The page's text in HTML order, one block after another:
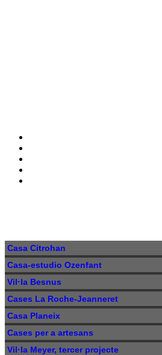
Casa Citrohan
Casa-estudio Ozenfant
Vil·la Besnus
Cases La Roche-Jeanneret
Casa Planeix
Cases per a artesans
Vil·la Meyer, tercer projecte